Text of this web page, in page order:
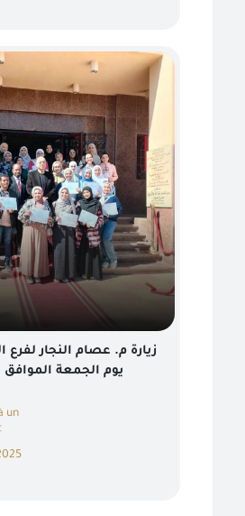
زيارة م. عصام النجار لفرع
un